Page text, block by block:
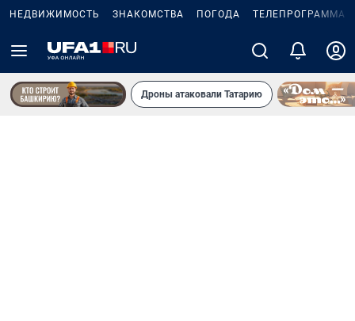
НЕДВИЖИМОСТЬ ЗНАКОМСТВА ПОГОДА ТЕЛЕПРОГРАММА
Дроны атаковали Татарию